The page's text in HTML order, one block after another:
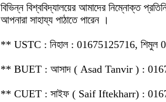
বিভিন্ন বিশ্ববিদ্যালয়ের আমাদের নিম্নোক্ত
আপনারা সাহায্য পাঠাতে পারেন ।
** USTC : নিহাল : 01675125716, শিমুল
** BUET : আসাদ ( Asad Tanvir ) :
** CUET : সাইফ ( Saif Iftekharr) :